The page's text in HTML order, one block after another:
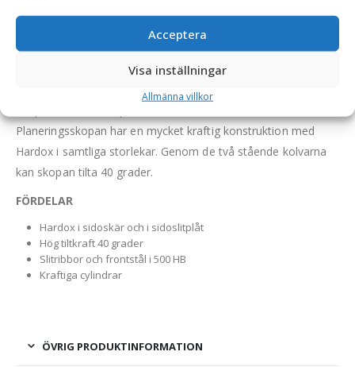
Acceptera
Visa inställningar
Allmänna villkor
Planeringsskopa HD – hydraulisk, fäste S90, volym 2000
Hydraulisk planeringsskopa i HD-utförande av högsta kvalitet.
Planeringsskopan har en mycket kraftig konstruktion med
Hardox i samtliga storlekar. Genom de två stående kolvarna
kan skopan tilta 40 grader.
FÖRDELAR
Hardox i sidoskär och i sidoslitplåt
Hög tiltkraft 40 grader
Slitribbor och frontstål i 500 HB
Kraftiga cylindrar
ÖVRIG PRODUKTINFORMATION